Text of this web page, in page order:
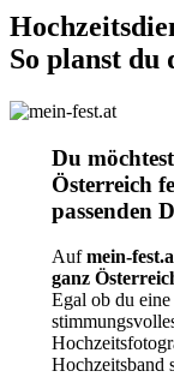
So planst du
Du
Österreich
passenden
Aufmein-
ganz
Egal ob du
Hochzeitsband